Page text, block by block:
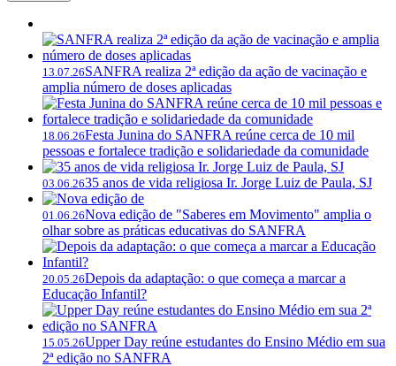
13.07.26SANFRA realiza 2ª edição da ação de vacinação e
amplia número de doses aplicadas
18.06.26Festa Junina do SANFRA reúne cerca de 10 mil
pessoas e fortalece tradição e solidariedade da comunidade
03.06.2635 anos de vida religiosa Ir. Jorge Luiz de Paula, SJ
01.06.26Nova edição de "Saberes em Movimento" amplia o
olhar sobre as práticas educativas do SANFRA
20.05.26Depois da adaptação: o que começa a marcar a
Educação Infantil?
15.05.26Upper Day reúne estudantes do Ensino Médio em sua
2ª edição no SANFRA